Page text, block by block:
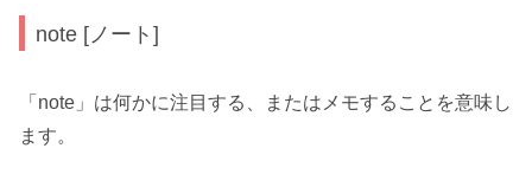
note [ノート]
「note」は何かに注目する、またはメモすることを意味し
ます。